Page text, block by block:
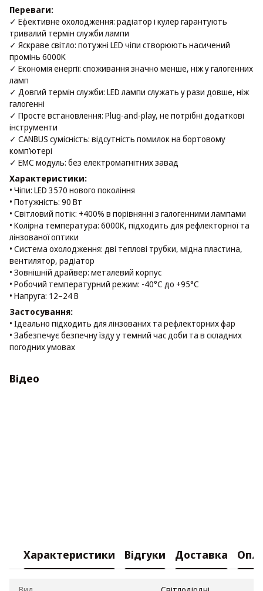
Переваги:
✓ Ефективне охолодження: радіатор і кулер гарантують
тривалий термін служби лампи
✓ Яскраве світло: потужні LED чіпи створюють насичений
промінь 6000K
✓ Економія енергії: споживання значно менше, ніж у галогенних
ламп
✓ Довгий термін служби: LED лампи служать у рази довше, ніж
галогенні
✓ Просте встановлення: Plug-and-play, не потрібні додаткові
інструменти
✓ CANBUS сумісність: відсутність помилок на бортовому
комп’ютері
✓ EMC модуль: без електромагнітних завад
Характеристики:
• Чіпи: LED 3570 нового покоління
• Потужність: 90 Вт
• Світловий потік: +400% в порівнянні з галогенними лампами
• Колірна температура: 6000K, підходить для рефлекторної та
лінзованої оптики
• Система охолодження: дві теплові трубки, мідна пластина,
вентилятор, радіатор
• Зовнішній драйвер: металевий корпус
• Робочий температурний режим: -40°C до +95°C
• Напруга: 12–24 В
Застосування:
• Ідеально підходить для лінзованих та рефлекторних фар
• Забезпечує безпечну їзду у темний час доби та в складних
погодних умовах
Відео
Характеристики Відгуки Доставка